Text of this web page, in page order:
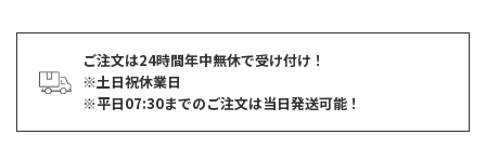
ご注文は24時間年中無休で受け付け！
※土日祝休業日
※平日07:30までのご注文は当日発送可能！